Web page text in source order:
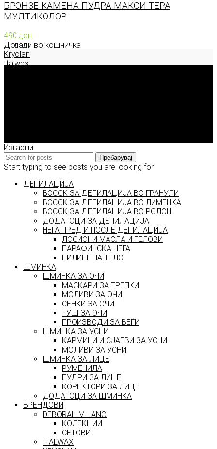
БРОНЗЕ КАМЕНА ПУДРА МАКСИ ТЕРА
МУЛТИКОЛОР
490 ден
Додади во кошничка
Kryolan
Italwax
Изгасни
Пребарувај
Start typing to see posts you are looking for.
ДЕПИЛАЦИЈА
ВОСОК ЗА ДЕПИЛАЦИЈА ВО ГРАНУЛИ
ВОСОК ЗА ДЕПИЛАЦИЈА ВО ЛИМЕНКА
ВОСОК ЗА ДЕПИЛАЦИЈА ВО РОЛОН
ДОДАТОЦИ ЗА ДЕПИЛАЦИЈА
НЕГА ПРЕД И ПОСЛЕ ДЕПИЛАЦИЈА
ЛОСИОНИ МАСЛА И ГЕЛОВИ
ПАРАФИНСКА НЕГА
ПИЛИНГ НА ТЕЛО
ШМИНКА
ШМИНКА ЗА ОЧИ
МАСКАРИ ЗА ТРЕПКИ
МОЛИВИ ЗА ОЧИ
СЕНКИ ЗА ОЧИ
ТУШ ЗА ОЧИ
ПРОИЗВОДИ ЗА ВЕЃИ
ШМИНКА ЗА УСНИ
КАРМИНИ И СЈАЕВИ ЗА УСНИ
МОЛИВИ ЗА УСНИ
ШМИНКА ЗА ЛИЦЕ
РУМЕНИЛА
ПУДРИ ЗА ЛИЦЕ
КОРЕКТОРИ ЗА ЛИЦЕ
ДОДАТОЦИ ЗА ШМИНКА
БРЕНДОВИ
DEBORAH MILANO
КОЛЕКЦИИ
СЕТОВИ
ITALWAX